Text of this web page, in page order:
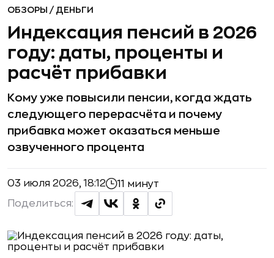
ОБЗОРЫ / ДЕНЬГИ
Индексация пенсий в 2026
году: даты, проценты и
расчёт прибавки
Кому уже повысили пенсии, когда ждать
следующего перерасчёта и почему
прибавка может оказаться меньше
озвученного процента
03 июля 2026, 18:12 11 минут
Поделиться: